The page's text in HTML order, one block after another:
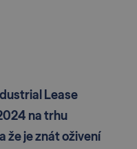
Lease
na trhu
že je znát oživení